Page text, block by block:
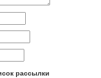
рассылки